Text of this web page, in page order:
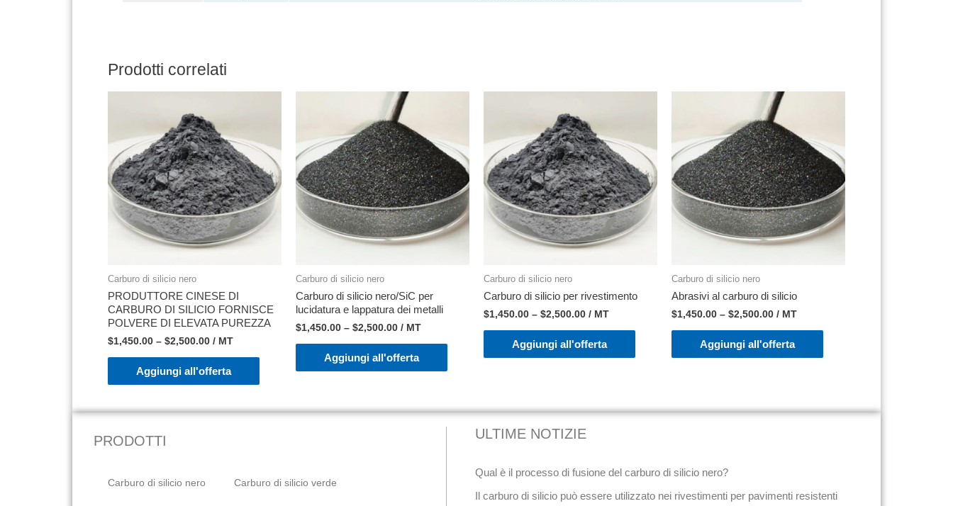
Prodotti correlati
Carburo di silicio nero
PRODUTTORE CINESE DI
CARBURO DI SILICIO FORNISCE
POLVERE DI ELEVATA PUREZZA
$1,450.00 – $2,500.00 / MT
Aggiungi all'offerta
Carburo di silicio nero
Carburo di silicio nero/SiC per
lucidatura e lappatura dei metalli
$1,450.00 – $2,500.00 / MT
Aggiungi all'offerta
Carburo di silicio nero
Carburo di silicio per rivestimento
$1,450.00 – $2,500.00 / MT
Aggiungi all'offerta
Carburo di silicio nero
Abrasivi al carburo di silicio
$1,450.00 – $2,500.00 / MT
Aggiungi all'offerta
PRODOTTI
Carburo di silicio nero Carburo di silicio verde
ULTIME NOTIZIE
Qual è il processo di fusione del carburo di silicio nero?
Il carburo di silicio può essere utilizzato nei rivestimenti per pavimenti resistenti